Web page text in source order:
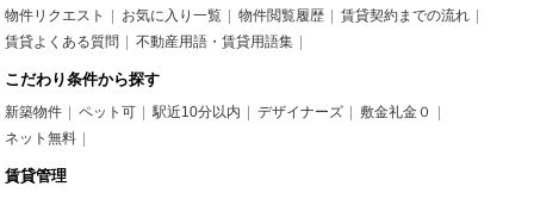
物件リクエスト
お気に入り一覧 物件閲覧履歴
賃貸契約までの流れ
賃貸よくある質問
不動産用語・賃貸用語集
こだわり条件から探す
新築物件 ペット可 駅近10分以内 デザイナーズ
敷金礼金０
ネット無料
賃貸管理